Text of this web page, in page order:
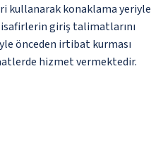
kullanarak konaklama yeriyle
giriş talimatlarını
önceden irtibat kurması
hizmet vermektedir.